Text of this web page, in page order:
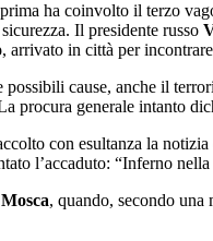
ha coinvolto il terzo
Il presidente russo
, arrivato in città per
cause, anche il
procura generale intanto
con esultanza la
l’accaduto: “Inferno
Mosca, quando, secondo